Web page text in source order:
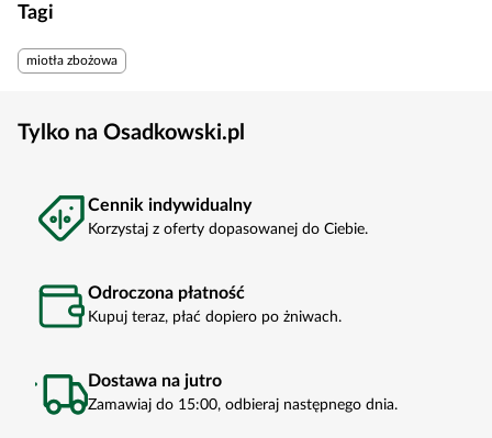
Tagi
miotła zbożowa
Tylko na Osadkowski.pl
Cennik indywidualny
Korzystaj z oferty dopasowanej do Ciebie.
Odroczona płatność
Kupuj teraz, płać dopiero po żniwach.
Dostawa na jutro
Zamawiaj do 15:00, odbieraj następnego dnia.